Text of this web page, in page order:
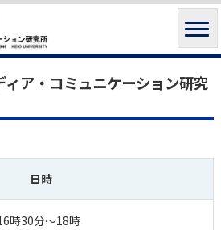
ア・コミュニケーション研究
日時
時30分～18時